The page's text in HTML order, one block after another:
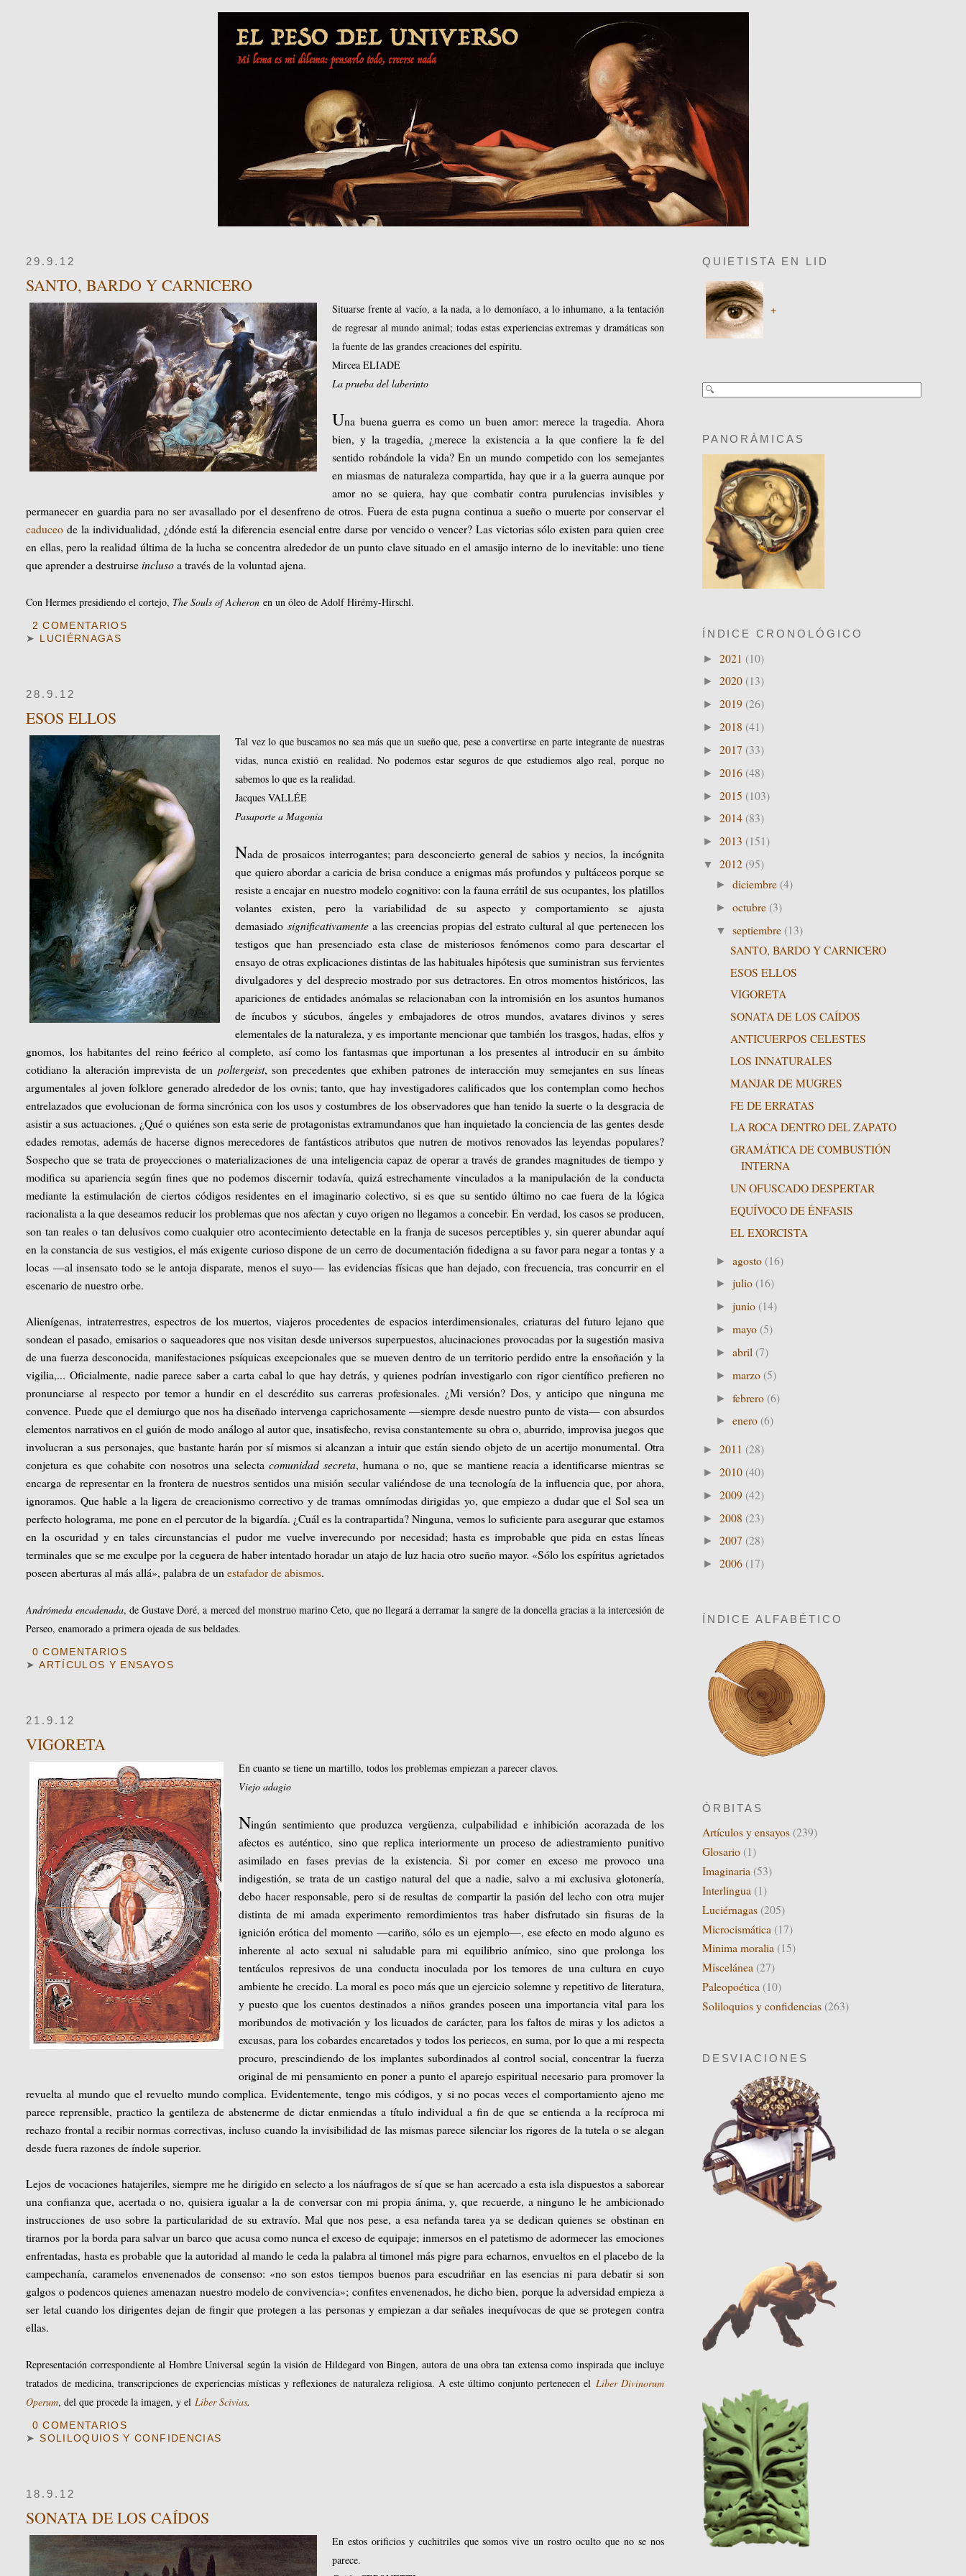
29.9.12
SANTO, BARDO Y CARNICERO
Situarse frente al vacío, a la nada, a lo demoníaco, a lo inhumano, a la tentación
de regresar al mundo animal; todas estas experiencias extremas y dramáticas son
la fuente de las grandes creaciones del espíritu.
Mircea ELIADE
La prueba del laberinto
Una buena guerra es como un buen amor: merece la tragedia. Ahora
bien, y la tragedia, ¿merece la existencia a la que confiere la fe del
sentido robándole la vida? En un mundo competido con los semejantes
en miasmas de naturaleza compartida, hay que ir a la guerra aunque por
amor no se quiera, hay que combatir contra purulencias invisibles y
permanecer en guardia para no ser avasallado por el desenfreno de otros. Fuera de esta pugna continua a sueño o muerte por conservar el
caduceo de la individualidad, ¿dónde está la diferencia esencial entre darse por vencido o vencer? Las victorias sólo existen para quien cree
en ellas, pero la realidad última de la lucha se concentra alrededor de un punto clave situado en el amasijo interno de lo inevitable: uno tiene
que aprender a destruirseinclusoa través de la voluntad ajena.
Con Hermes presidiendo el cortejo, The Souls of Acheron en un óleo de Adolf Hirémy-Hirschl.
2 COMENTARIOS
➤
LUCIÉRNAGAS
28.9.12
ESOS ELLOS
Tal vez lo que buscamos no sea más que un sueño que, pese a convertirse en parte integrante de nuestras
vidas, nunca existió en realidad. No podemos estar seguros de que estudiemos algo real, porque no
sabemos lo que es la realidad.
Jacques VALLÉE
Pasaporte a Magonia
Nada de prosaicos interrogantes; para desconcierto general de sabios y necios, la incógnita
que quiero abordar a caricia de brisa conduce a enigmas más profundos y pultáceos porque se
resiste a encajar en nuestro modelo cognitivo: con la fauna errátil de sus ocupantes, los platillos
volantes existen, pero la variabilidad de su aspecto y comportamiento se ajusta
demasiadosignificativamente a las creencias propias del estrato cultural al que pertenecen los
testigos que han presenciado esta clase de misteriosos fenómenos como para descartar el
ensayo de otras explicaciones distintas de las habituales hipótesis que suministran sus fervientes
divulgadores y del desprecio mostrado por sus detractores. En otros momentos históricos, las
apariciones de entidades anómalas se relacionaban con la intromisión en los asuntos humanos
de íncubos y súcubos, ángeles y embajadores de otros mundos, avatares divinos y seres
elementales de la naturaleza, y es importante mencionar que también los trasgos, hadas, elfos y
gnomos, los habitantes del reino feérico al completo, así como los fantasmas que importunan a los presentes al introducir en su ámbito
cotidiano la alteración imprevista de un poltergeist, son precedentes que exhiben patrones de interacción muy semejantes en sus líneas
argumentales al joven folklore generado alrededor de los ovnis; tanto, que hay investigadores calificados que los contemplan como hechos
entrelazados que evolucionan de forma sincrónica con los usos y costumbres de los observadores que han tenido la suerte o la desgracia de
asistir a sus actuaciones. ¿Qué o quiénes son esta serie de protagonistas extramundanos que han inquietado la conciencia de las gentes desde
edades remotas, además de hacerse dignos merecedores de fantásticos atributos que nutren de motivos renovados las leyendas populares?
Sospecho que se trata de proyecciones o materializaciones de una inteligencia capaz de operar a través de grandes magnitudes de tiempo y
modifica su apariencia según fines que no podemos discernir todavía, quizá estrechamente vinculados a la manipulación de la conducta
mediante la estimulación de ciertos códigos residentes en el imaginario colectivo, si es que su sentido último no cae fuera de la lógica
racionalista a la que deseamos reducir los problemas que nos afectan y cuyo origen no llegamos a concebir. En verdad, los casos se producen,
son tan reales o tan delusivos como cualquier otro acontecimiento detectable en la franja de sucesos perceptibles y, sin querer abundar aquí
en la constancia de sus vestigios, el más exigente curioso dispone de un cerro de documentación fidedigna a su favor para negar a tontas y a
locas —al insensato todo se le antoja disparate, menos el suyo— las evidencias físicas que han dejado, con frecuencia, tras concurrir en el
escenario de nuestro orbe.
Alienígenas, intraterrestres, espectros de los muertos, viajeros procedentes de espacios interdimensionales, criaturas del futuro lejano que
sondean el pasado, emisarios o saqueadores que nos visitan desde universos superpuestos, alucinaciones provocadas por la sugestión masiva
de una fuerza desconocida, manifestaciones psíquicas excepcionales que se mueven dentro de un territorio perdido entre la ensoñación y la
vigilia,... Oficialmente, nadie parece saber a carta cabal lo que hay detrás, y quienes podrían investigarlo con rigor científico prefieren no
pronunciarse al respecto por temor a hundir en el descrédito sus carreras profesionales. ¿Mi versión? Dos, y anticipo que ninguna me
convence. Puede que el demiurgo que nos ha diseñado intervenga caprichosamente —siempre desde nuestro punto de vista— con absurdos
elementos narrativos en el guión de modo análogo al autor que, insatisfecho, revisa constantemente su obra o, aburrido, improvisa juegos que
involucran a sus personajes, que bastante harán por sí mismos si alcanzan a intuir que están siendo objeto de un acertijo monumental. Otra
conjetura es que cohabite con nosotros una selecta comunidad secreta, humana o no, que se mantiene reacia a identificarse mientras se
encarga de representar en la frontera de nuestros sentidos una misión secular valiéndose de una tecnología de la influencia que, por ahora,
ignoramos. Que hable a la ligera de creacionismo correctivo y de tramas omnímodas dirigidas yo, que empiezo a dudar que el Sol sea un
perfecto holograma, me pone en el percutor de la bigardía. ¿Cuál es la contrapartida? Ninguna, vemos lo suficiente para asegurar que estamos
en la oscuridad y en tales circunstancias el pudor me vuelve inverecundo por necesidad; hasta es improbable que pida en estas líneas
terminales que se me exculpe por la ceguera de haber intentado horadar un atajo de luz hacia otro sueño mayor. «Sólo los espíritus agrietados
poseen aberturas al más allá», palabra de unestafador de abismos.
Andrómeda encadenada, de Gustave Doré, a merced del monstruo marino Ceto, que no llegará a derramar la sangre de la doncella gracias a la intercesión de
Perseo, enamorado a primera ojeada de sus beldades.
0 COMENTARIOS
➤ARTÍCULOS Y ENSAYOS
21.9.12
VIGORETA
En cuanto se tiene un martillo, todos los problemas empiezan a parecer clavos.
Viejo adagio
Ningún sentimiento que produzca vergüenza, culpabilidad e inhibición acorazada de los
afectos es auténtico, sino que replica interiormente un proceso de adiestramiento punitivo
asimilado en fases previas de la existencia. Si por comer en exceso me provoco una
indigestión, se trata de un castigo natural del que a nadie, salvo a mi exclusiva glotonería,
debo hacer responsable, pero si de resultas de compartir la pasión del lecho con otra mujer
distinta de mi amada experimento remordimientos tras haber disfrutado sin fisuras de la
ignición erótica del momento —cariño, sólo es un ejemplo—, ese efecto en modo alguno es
inherente al acto sexual ni saludable para mi equilibrio anímico, sino que prolonga los
tentáculos represivos de una conducta inoculada por los temores de una cultura en cuyo
ambiente he crecido. La moral es poco más que un ejercicio solemne y repetitivo de literatura,
y puesto que los cuentos destinados a niños grandes poseen una importancia vital para los
moribundos de motivación y los licuados de carácter, para los faltos de miras y los adictos a
excusas, para los cobardes encaretados y todos los periecos, en suma, por lo que a mi respecta
procuro, prescindiendo de los implantes subordinados al control social, concentrar la fuerza
original de mi pensamiento en poner a punto el aparejo espiritual necesario para promover la
revuelta al mundo que el revuelto mundo complica. Evidentemente, tengo mis códigos, y si no pocas veces el comportamiento ajeno me
parece reprensible, practico la gentileza de abstenerme de dictar enmiendas a título individual a fin de que se entienda a la recíproca mi
rechazo frontal a recibir normas correctivas, incluso cuando la invisibilidad de las mismas parece silenciar los rigores de la tutela o se alegan
desde fuera razones de índole superior.
Lejos de vocaciones hatajeriles, siempre me he dirigido en selecto a los náufragos de sí que se han acercado a esta isla dispuestos a saborear
una confianza que, acertada o no, quisiera igualar a la de conversar con mi propia ánima, y, que recuerde, a ninguno le he ambicionado
instrucciones de uso sobre la particularidad de su extravío. Mal que nos pese, a esa nefanda tarea ya se dedican quienes se obstinan en
tirarnos por la borda para salvar un barco que acusa como nunca el exceso de equipaje; inmersos en el patetismo de adormecer las emociones
enfrentadas, hasta es probable que la autoridad al mando le ceda la palabra al timonel más pigre para echarnos, envueltos en el placebo de la
campechanía, caramelos envenenados de consenso: «no son estos tiempos buenos para escudriñar en las esencias ni para debatir si son
galgos o podencos quienes amenazan nuestro modelo de convivencia»; confites envenenados, he dicho bien, porque la adversidad empieza a
ser letal cuando los dirigentes dejan de fingir que protegen a las personas y empiezan a dar señales inequívocas de que se protegen contra
ellas.
Representación correspondiente al Hombre Universal según la visión de Hildegard von Bingen, autora de una obra tan extensa como inspirada que incluye
tratados de medicina, transcripciones de experiencias místicas y reflexiones de naturaleza religiosa. A este último conjunto pertenecen el Liber Divinorum
Operum, del que procede la imagen, y elLiber Scivias.
0 COMENTARIOS
➤SOLILOQUIOS Y CONFIDENCIAS
18.9.12
SONATA DE LOS CAÍDOS
En estos orificios y cuchitriles que somos vive un rostro oculto que no se nos
parece.
QUIETISTA EN LID
+
PANORÁMICAS
ÍNDICE CRONOLÓGICO
► 2021 (10)
► 2020 (13)
► 2019 (26)
► 2018 (41)
► 2017 (33)
► 2016 (48)
► 2015 (103)
► 2014 (83)
► 2013 (151)
▼ 2012 (95)
►diciembre (4)
►octubre (3)
▼septiembre (13)
SANTO, BARDO Y CARNICERO
ESOS ELLOS
VIGORETA
SONATA DE LOS CAÍDOS
ANTICUERPOS CELESTES
LOS INNATURALES
MANJAR DE MUGRES
FE DE ERRATAS
LA ROCA DENTRO DEL ZAPATO
GRAMÁTICA DE COMBUSTIÓN
INTERNA
UN OFUSCADO DESPERTAR
EQUÍVOCO DE ÉNFASIS
EL EXORCISTA
►agosto (16)
►julio (16)
►junio (14)
►mayo (5)
►abril (7)
►marzo (5)
►febrero (6)
►enero (6)
► 2011 (28)
► 2010 (40)
► 2009 (42)
► 2008 (23)
► 2007 (28)
► 2006 (17)
ÍNDICE ALFABÉTICO
ÓRBITAS
Artículos y ensayos (239)
Glosario (1)
Imaginaria (53)
Interlingua (1)
Luciérnagas (205)
Microcismática (17)
Minima moralia (15)
Miscelánea (27)
Paleopoética (10)
Soliloquios y confidencias (263)
DESVIACIONES